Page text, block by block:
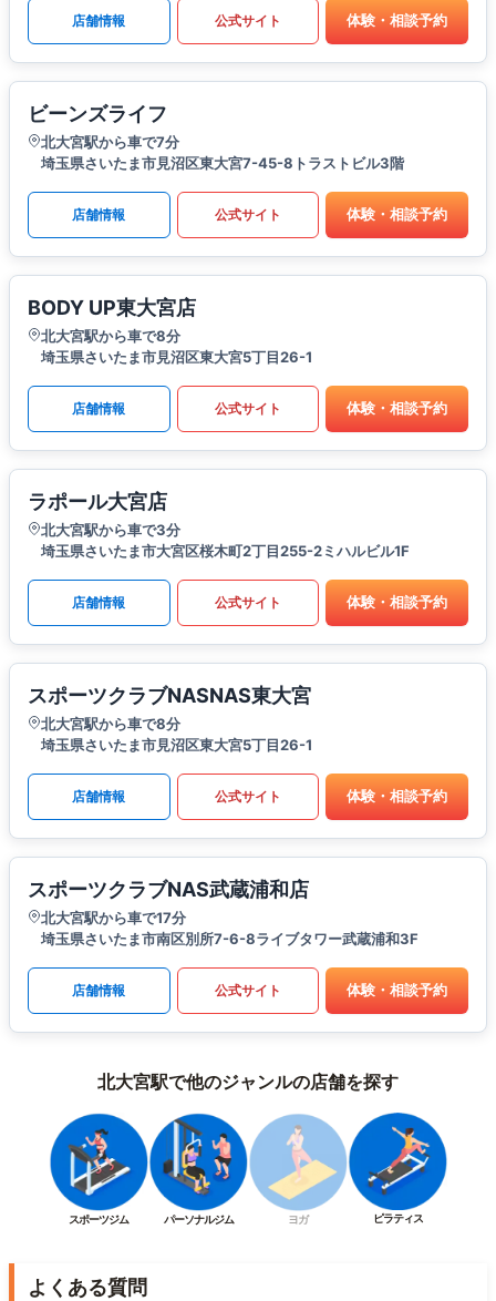
店舗情報 公式サイト 体験・相談予約
ビーンズライフ
北大宮駅から車で7分
埼玉県さいたま市見沼区東大宮7-45-8トラストビル3階
店舗情報 公式サイト 体験・相談予約
BODY UP東大宮店
北大宮駅から車で8分
埼玉県さいたま市見沼区東大宮5丁目26-1
店舗情報 公式サイト 体験・相談予約
ラポール大宮店
北大宮駅から車で3分
埼玉県さいたま市大宮区桜木町2丁目255-2ミハルビル1F
店舗情報 公式サイト 体験・相談予約
スポーツクラブNASNAS東大宮
北大宮駅から車で8分
埼玉県さいたま市見沼区東大宮5丁目26-1
店舗情報 公式サイト 体験・相談予約
スポーツクラブNAS武蔵浦和店
北大宮駅から車で17分
埼玉県さいたま市南区別所7-6-8ライブタワー武蔵浦和3F
店舗情報 公式サイト 体験・相談予約
北大宮駅で他のジャンルの店舗を探す
スポーツジム パーソナルジム ヨガ ピラティス
よくある質問